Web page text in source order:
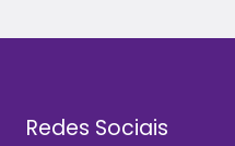
Redes Sociais